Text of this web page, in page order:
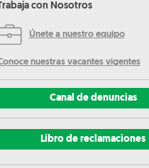
con Nosotros
Únete a nuestro equipo
nuestras vacantes vigentes
Canal de denuncias
Libro de reclamaciones